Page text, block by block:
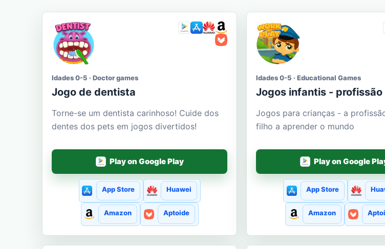
Idades 0-5 · Doctor games
Jogo de dentista
Torne-se um dentista carinhoso! Cuide dos
dentes dos pets em jogos divertidos!
Play on Google Play
App Store Huawei
Amazon Aptoide
Idades 0-5 · Educational Games
Jogos infantis - profissão
Jogos para crianças - a
filho a aprender o mundo
Play on Google
App Store
Amazon